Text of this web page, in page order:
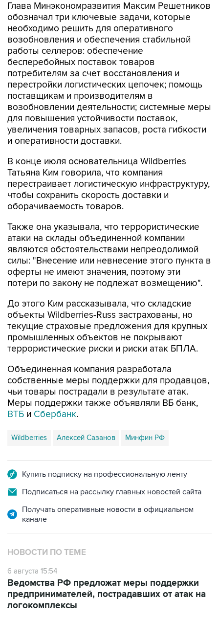
Глава Минэкономразвития Максим Решетников
обозначал три ключевые задачи, которые
необходимо решить для оперативного
возобновления и обеспечения стабильной
работы селлеров: обеспечение
бесперебойных поставок товаров
потребителям за счет восстановления и
перестройки логистических цепочек; помощь
поставщикам и производителям в
возобновлении деятельности; системные меры
для повышения устойчивости поставок,
увеличения товарных запасов, роста гибкости
и оперативности доставки.
В конце июля основательница Wildberries
Татьяна Ким говорила, что компания
перестраивает логистическую инфраструктуру,
чтобы сохранить скорость доставки и
оборачиваемость товаров.
Также она указывала, что террористические
атаки на склады объединенной компании
являются обстоятельствами непреодолимой
силы: "Внесение или невнесение этого пункта в
оферты не имеют значения, поэтому эти
потери по закону не подлежат возмещению".
До этого Ким рассказывала, что складские
объекты Wildberries-Russ застрахованы, но
текущие страховые предложения для крупных
промышленных объектов не покрывают
террористические риски и риски атак БПЛА.
Объединенная компания разработала
собственные меры поддержки для продавцов,
чьи товары пострадали в результате атак.
Меры поддержки также объявляли ВБ банк,
ВТБ и Сбербанк.
Wildberries Алексей Сазанов Минфин РФ
Купить подписку на профессиональную ленту
Подписаться на рассылку главных новостей сайта
Получать оперативные новости в официальном
канале
НОВОСТИ ПО ТЕМЕ
6 августа 15:54
Ведомства РФ предложат меры поддержки
предпринимателей, пострадавших от атак на
логокомплексы